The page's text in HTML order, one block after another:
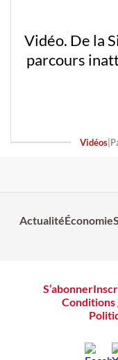
Vidéo. De la
parcours
Vidéos|
ActualitéÉconomie
S’abonner
Conditions